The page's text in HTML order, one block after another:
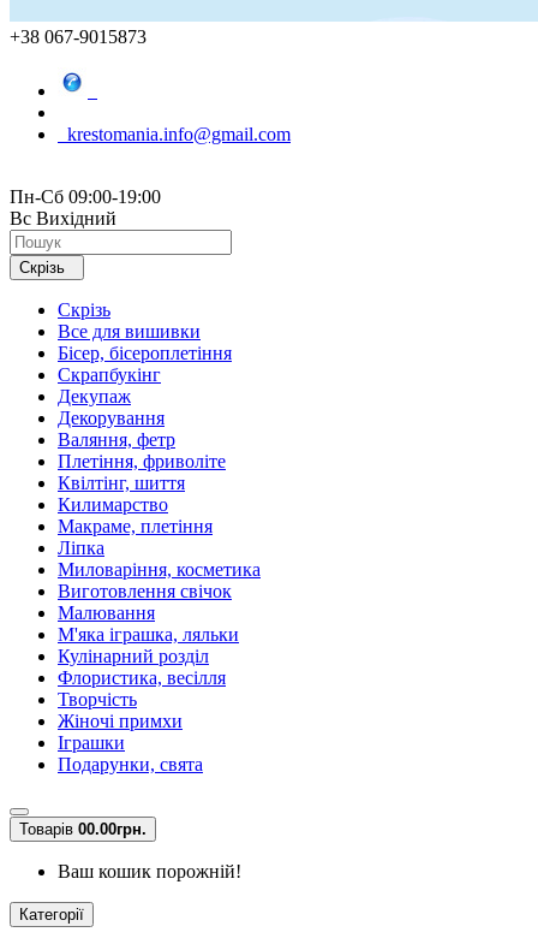
+38 067-9015873
krestomania.info@gmail.com
Пн-Сб 09:00-19:00
Вс Вихідний
Скрізь
Скрізь
Все для вишивки
Бісер, бісероплетіння
Скрапбукінг
Декупаж
Декорування
Валяння, фетр
Плетіння, фриволіте
Квілтінг, шиття
Килимарство
Макраме, плетіння
Ліпка
Миловаріння, косметика
Виготовлення свічок
Малювання
М'яка іграшка, ляльки
Кулінарний розділ
Флористика, весілля
Творчість
Жіночі примхи
Іграшки
Подарунки, свята
Товарів 00.00грн.
Ваш кошик порожній!
Категорії